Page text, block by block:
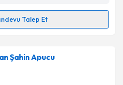
işlenmesine ilişkin
ve kişisel verilerimin belirtilen
Talep Et
Talebi
için randevu takvimi
uzmandan randevu almanız
e-posta ile
Şahin Apucu